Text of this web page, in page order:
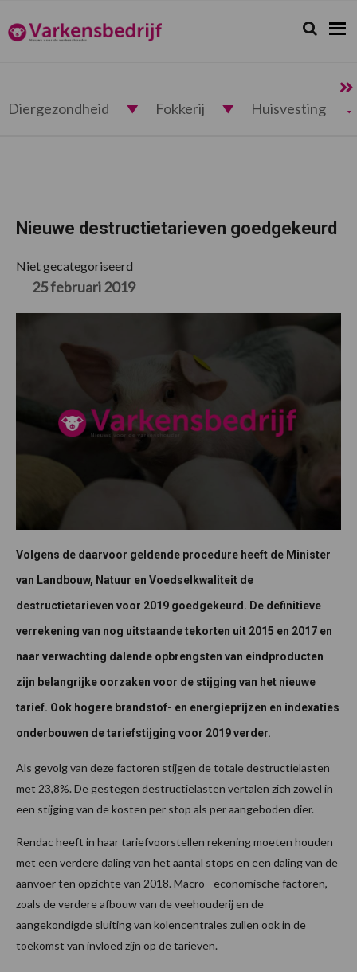
de
hoofdnavigatie
de
hoofd
de
eerste
de
voettekst
Varkensbedrijf.nl Zoeken...
Zoek
Diergezondheid Fokkerij Huisvesting
Nieuwe destructietarieven goedgekeurd
Niet gecategoriseerd
25 februari 2019
Volgens de daarvoor geldende procedure heeft de Minister
van Landbouw, Natuur en Voedselkwaliteit de
destructietarieven voor 2019 goedgekeurd. De definitieve
verrekening van nog uitstaande tekorten uit 2015 en 2017 en
naar verwachting dalende opbrengsten van eindproducten
zijn belangrijke oorzaken voor de stijging van het nieuwe
tarief. Ook hogere brandstof- en energieprijzen en indexaties
onderbouwen de tariefstijging voor 2019 verder.
Als gevolg van deze factoren stijgen de totale destructielasten
met 23,8%. De gestegen destructielasten vertalen zich zowel in
een stijging van de kosten per stop als per aangeboden dier.
Rendac heeft in haar tariefvoorstellen rekening moeten houden
met een verdere daling van het aantal stops en een daling van de
aanvoer ten opzichte van 2018. Macro– economische factoren,
zoals de verdere afbouw van de veehouderij en de
aangekondigde sluiting van kolencentrales zullen ook in de
toekomst van invloed zijn op de tarieven.